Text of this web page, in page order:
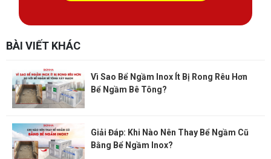
BÀI VIẾT KHÁC
Vì Sao Bể Ngầm Inox Ít Bị Rong Rêu Hơn
Bể Ngầm Bê Tông?
Giải Đáp: Khi Nào Nên Thay Bể Ngầm Cũ
Bằng Bể Ngầm Inox?